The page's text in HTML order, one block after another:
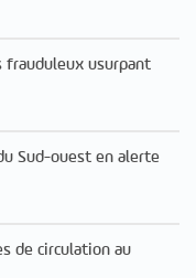
frauduleux usurpant
Sud-ouest en alerte
de circulation au